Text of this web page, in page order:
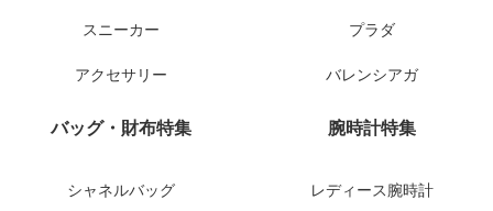
スニーカー
アクセサリー
プラダ
バレンシアガ
バッグ・財布特集
シャネルバッグ
腕時計特集
レディース腕時計